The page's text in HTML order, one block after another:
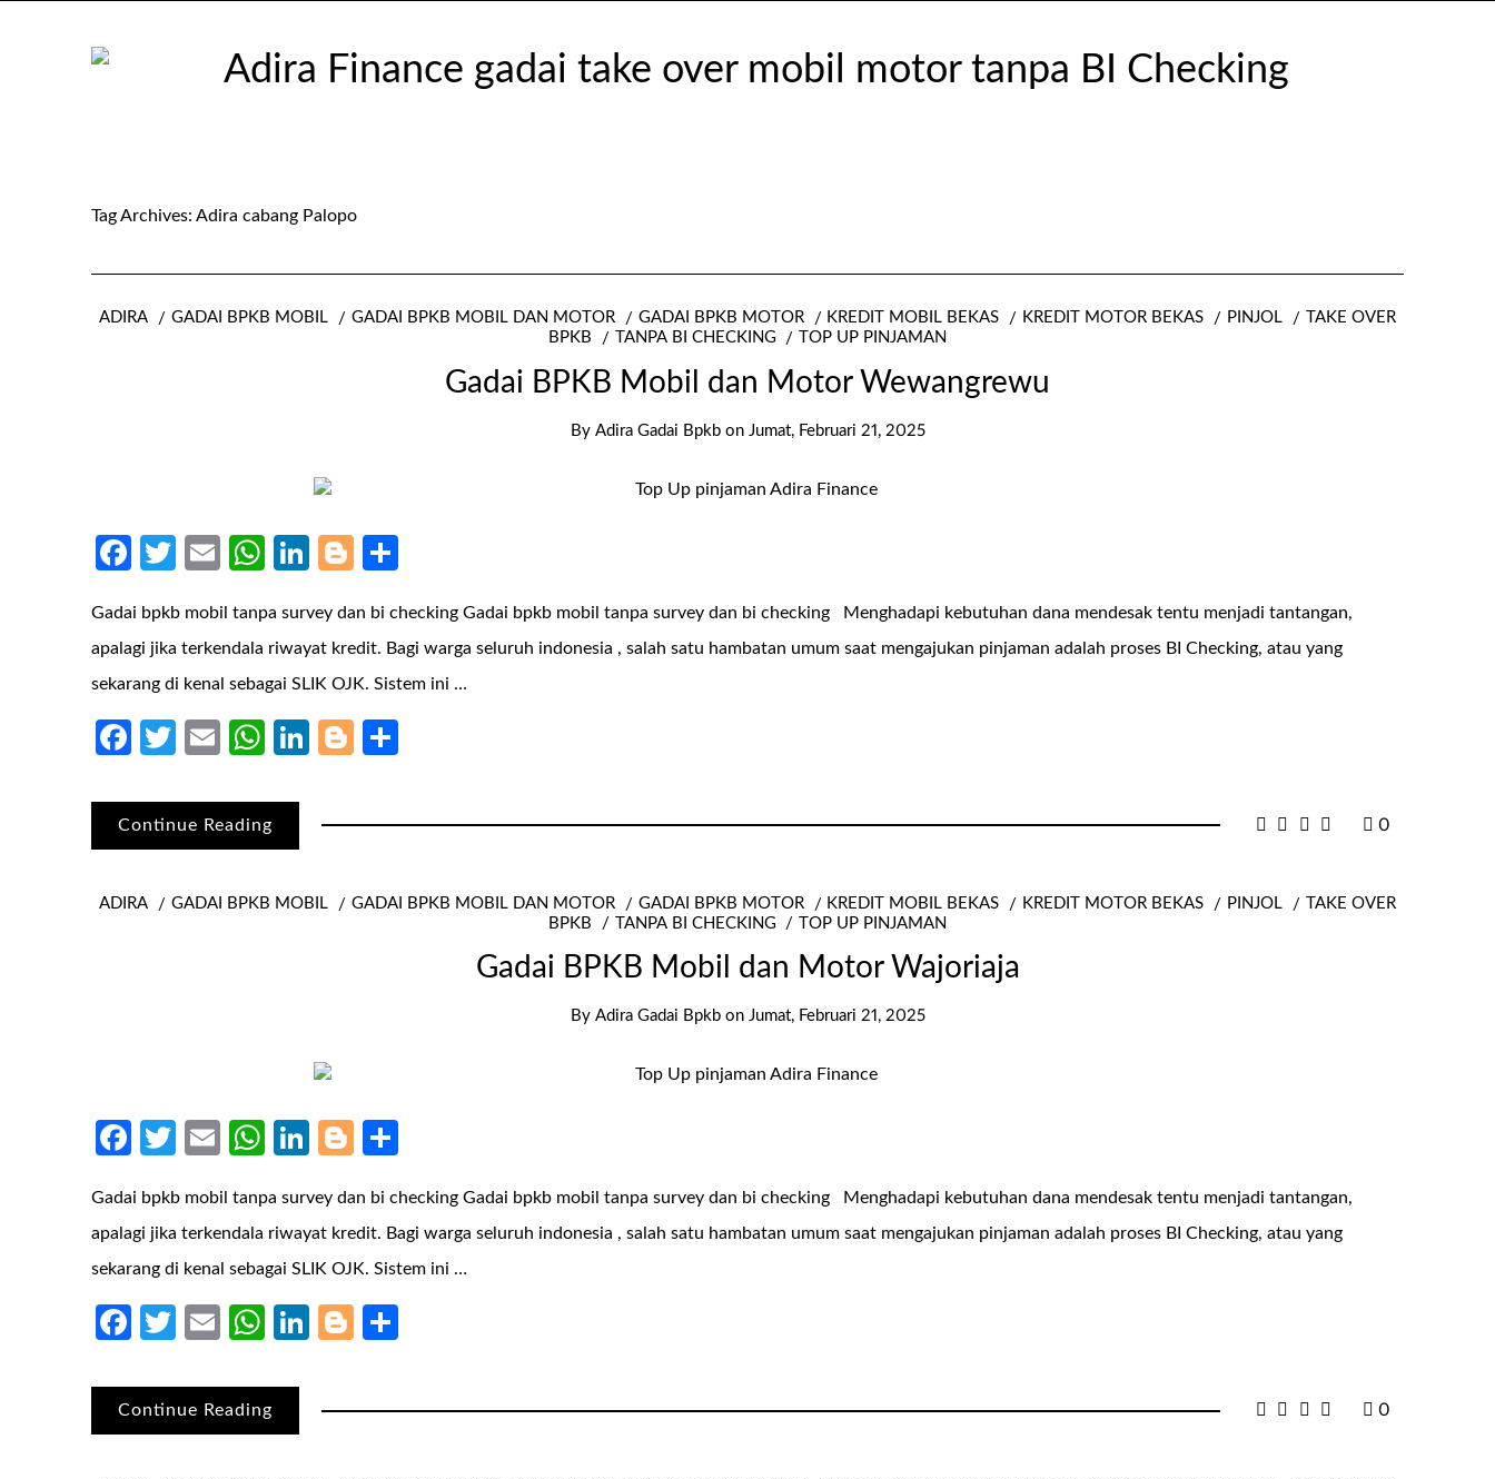
Tag Archives: Adira cabang Palopo
ADIRA GADAI BPKB MOBIL GADAI BPKB MOBIL DAN MOTOR GADAI BPKB MOTOR KREDIT MOBIL BEKAS KREDIT MOTOR BEKAS PINJOL
TAKE OVER
BPKB
TANPA BI CHECKING TOP UP PINJAMAN
Gadai BPKB Mobil dan Motor Wewangrewu
By Adira Gadai Bpkb on Jumat, Februari 21, 2025
Facebook
Twitter
EmailWhatsApp
LinkedIn
Blogger
Gadai bpkb mobil tanpa survey dan bi checking Gadai bpkb mobil tanpa survey dan bi checking Menghadapi kebutuhan dana mendesak tentu menjadi tantangan,
apalagi jika terkendala riwayat kredit. Bagi warga seluruh indonesia , salah satu hambatan umum saat mengajukan pinjaman adalah proses BI Checking, atau yang
sekarang di kenal sebagai SLIK OJK. Sistem ini …
Facebook
Twitter
EmailWhatsApp
LinkedIn
Blogger
Continue Reading 0
ADIRA GADAI BPKB MOBIL GADAI BPKB MOBIL DAN MOTOR GADAI BPKB MOTOR KREDIT MOBIL BEKAS KREDIT MOTOR BEKAS PINJOL
TAKE OVER
BPKB
TANPA BI CHECKING TOP UP PINJAMAN
Gadai BPKB Mobil dan Motor Wajoriaja
By Adira Gadai Bpkb on Jumat, Februari 21, 2025
Facebook
Twitter
EmailWhatsApp
LinkedIn
Blogger
Gadai bpkb mobil tanpa survey dan bi checking Gadai bpkb mobil tanpa survey dan bi checking Menghadapi kebutuhan dana mendesak tentu menjadi tantangan,
apalagi jika terkendala riwayat kredit. Bagi warga seluruh indonesia , salah satu hambatan umum saat mengajukan pinjaman adalah proses BI Checking, atau yang
sekarang di kenal sebagai SLIK OJK. Sistem ini …
Facebook
Twitter
EmailWhatsApp
LinkedIn
Blogger
Continue Reading 0